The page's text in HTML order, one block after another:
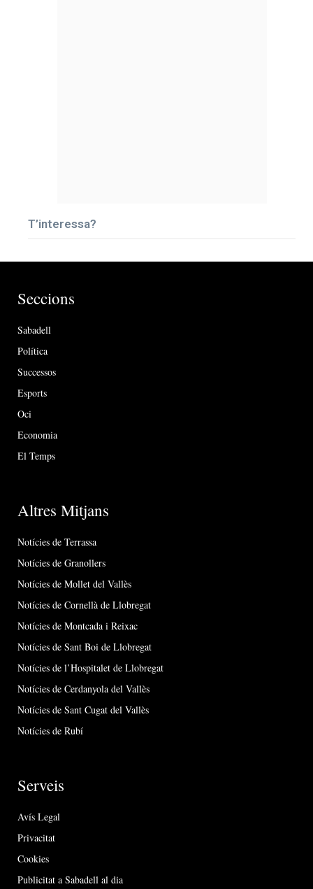
T’interessa?
Seccions
Sabadell
Política
Successos
Esports
Oci
Economia
El Temps
Altres Mitjans
Notícies de Terrassa
Notícies de Granollers
Notícies de Mollet del Vallès
Notícies de Cornellà de Llobregat
Notícies de Montcada i Reixac
Notícies de Sant Boi de Llobregat
Notícies de l’Hospitalet de Llobregat
Notícies de Cerdanyola del Vallès
Notícies de Sant Cugat del Vallès
Notícies de Rubí
Serveis
Avís Legal
Privacitat
Cookies
Publicitat a Sabadell al dia